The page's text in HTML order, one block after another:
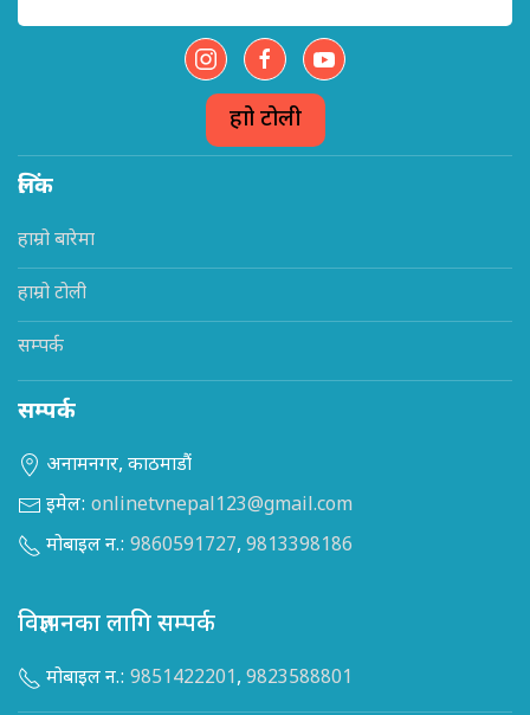
हाम्रो टोली
लिंक
हाम्रो बारेमा
हाम्रो टोली
सम्पर्क
सम्पर्क
अनामनगर, काठमाडौं
इमेल: onlinetvnepal123@gmail.com
मोबाइल न.: 9860591727, 9813398186
विज्ञापनका लागि सम्पर्क
मोबाइल न.: 9851422201, 9823588801